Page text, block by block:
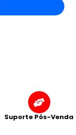
Suporte Pós-Venda